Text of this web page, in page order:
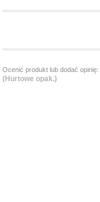
Ocenić produkt lub dodać opinię:
(Hurtowe opak.)